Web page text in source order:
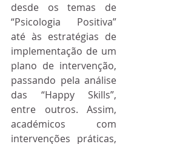
desde os temas de
“Psicologia Positiva”
até às estratégias de
implementação de um
plano de intervenção,
passando pela análise
das “Happy Skills”,
entre outros. Assim,
académicos com
intervenções práticas,